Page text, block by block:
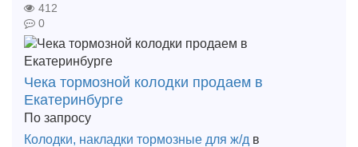
412
0
Чека тормозной колодки продаем в
Екатеринбурге
По запросу
Колодки, накладки тормозные для ж/д в